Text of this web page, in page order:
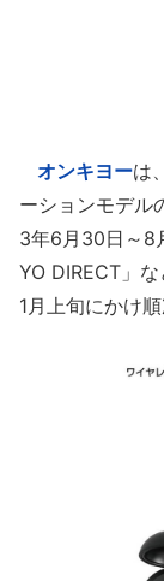
オンキヨーは
ーションモデル
3年6月30日～8
YO DIRECT」
1月上旬にかけ順